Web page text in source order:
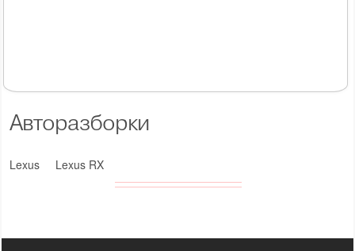
Авторазборки
Lexus Lexus RX